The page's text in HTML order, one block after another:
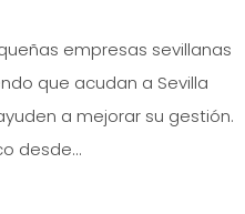
empresas sevillanas
que acudan a Sevilla
a mejorar su gestión.
desde...